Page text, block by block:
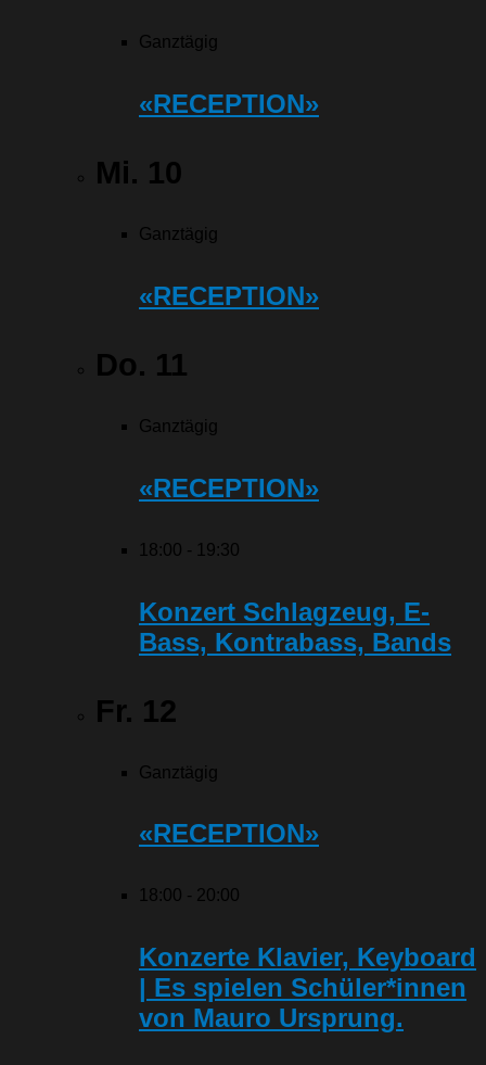
Ganztägig
«RECEPTION»
Mi. 10
Ganztägig
«RECEPTION»
Do. 11
Ganztägig
«RECEPTION»
18:00 - 19:30
Konzert Schlagzeug, E-
Bass, Kontrabass, Bands
Fr. 12
Ganztägig
«RECEPTION»
18:00 - 20:00
Konzerte Klavier, Keyboard
| Es spielen Schüler*innen
von Mauro Ursprung.